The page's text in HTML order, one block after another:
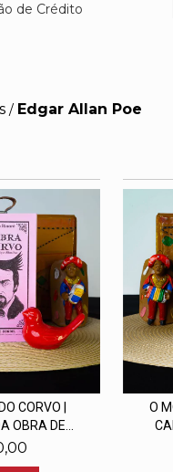
de Crédito
/ Edgar Allan Poe
CORVO |
OBRA DE...
O